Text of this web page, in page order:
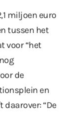
miljoen euro
tussen het
voor “het
de
en
daarover: “De